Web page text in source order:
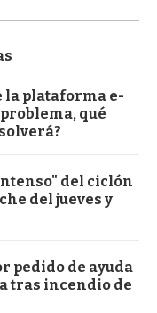
la plataforma e-
qué
del ciclón
del jueves y
pedido de ayuda
tras incendio de